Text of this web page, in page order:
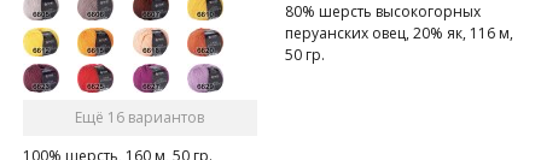
Ещё 16 вариантов
80% шерсть высокогорных
перуанских овец, 20% як, 116 м,
50 гр.